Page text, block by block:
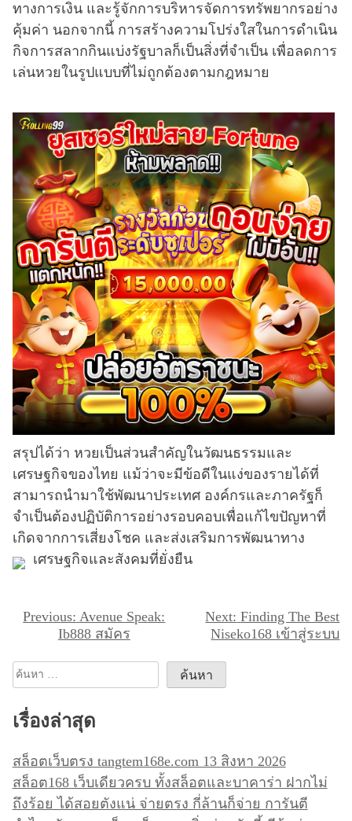
ทางการเงิน และรู้จักการบริหารจัดการทรัพยากรอย่าง
คุ้มค่า นอกจากนี้ การสร้างความโปร่งใสในการดำเนิน
กิจการสลากกินแบ่งรัฐบาลก็เป็นสิ่งที่จำเป็น เพื่อลดการ
เล่นหวยในรูปแบบที่ไม่ถูกต้องตามกฎหมาย
สรุปได้ว่า หวยเป็นส่วนสำคัญในวัฒนธรรมและ
เศรษฐกิจของไทย แม้ว่าจะมีข้อดีในแง่ของรายได้ที่
สามารถนำมาใช้พัฒนาประเทศ องค์กรและภาครัฐก็
จำเป็นต้องปฏิบัติการอย่างรอบคอบเพื่อแก้ไขปัญหาที่
เกิดจากการเสี่ยงโชค และส่งเสริมการพัฒนาทาง
เศรษฐกิจและสังคมที่ยั่งยืน
แ
ะ
แ
น
เ
รื่
อ
Previous: Avenue Speak:
Ib888 สมัคร
Next: Finding The Best
Niseko168 เข้าสู่ระบบ
ค้นหา
เรื่องล่าสุด
สล็อตเว็บตรง tangtem168e.com 13 สิงหา 2026
สล็อต168 เว็บเดียวครบ ทั้งสล็อตและบาคาร่า ฝากไม่
ถึงร้อย ได้สอยตังแน่ จ่ายตรง กี่ล้านก็จ่าย การันตี